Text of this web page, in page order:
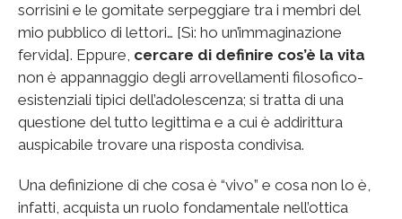
sorrisini e le gomitate serpeggiare tra i membri del
mio pubblico di lettori… [Sì: ho un’immaginazione
fervida]. Eppure, cercare di definire cos’è la vita
non è appannaggio degli arrovellamenti filosofico-
esistenziali tipici dell’adolescenza; si tratta di una
questione del tutto legittima e a cui è addirittura
auspicabile trovare una risposta condivisa.
Una definizione di che cosa è “vivo” e cosa non lo è,
infatti, acquista un ruolo fondamentale nell’ottica